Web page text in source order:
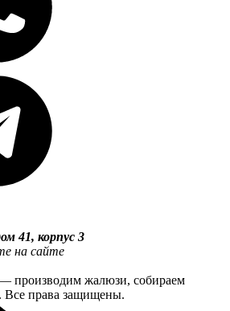
41, корпус 3
на сайте
производим жалюзи, собираем
права защищены.